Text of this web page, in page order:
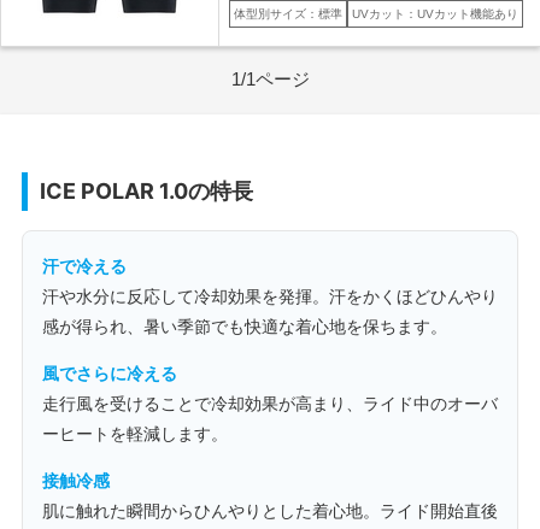
体型別サイズ：標準 UVカット：UVカット機能あり
1/1ページ
ICE POLAR 1.0の特長
汗で冷える
汗や水分に反応して冷却効果を発揮。汗をかくほどひんやり
感が得られ、暑い季節でも快適な着心地を保ちます。
風でさらに冷える
走行風を受けることで冷却効果が高まり、ライド中のオーバ
ーヒートを軽減します。
接触冷感
肌に触れた瞬間からひんやりとした着心地。ライド開始直後